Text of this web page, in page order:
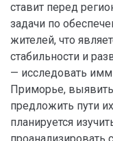
ставит перед
задачи по
жителей, что
стабильности и
— исследовать
Приморье,
предложить пути
планируется